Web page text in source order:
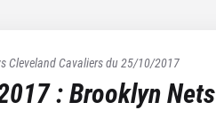
Cleveland Cavaliersdu25/10/2017
:Brooklyn Nets